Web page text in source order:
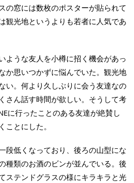
の窓には数枚のポスターが貼られて
観光地というよりも若者に人気であ
ような友人を小樽に招く機会があっ
か思いつかずに悩んでいた。観光地
い。何より久しぶりに会う友達なの
さん話す時間が欲しい。そうして考
に行ったことのある友達が絶賛し
ことにした。
段低くなっており、後ろの山型にな
種類のお酒のビンが並んでいる。後
ステンドグラスの様にキラキラと光